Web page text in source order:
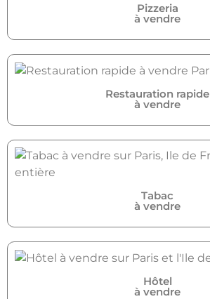
Pizzeria
à vendre
Restauration rapide
à vendre
Tabac
à vendre
Hôtel
à vendre